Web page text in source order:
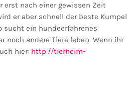
erst nach einer gewissen Zeit
er aber schnell der beste Kumpel
sucht ein hundeerfahrenes
noch andere Tiere leben. Wenn ihr
hier: http://tierheim-